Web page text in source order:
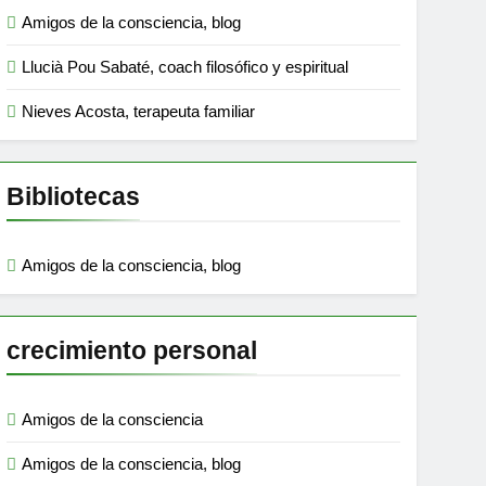
Amigos de la consciencia, blog
Llucià Pou Sabaté, coach filosófico y espiritual
Nieves Acosta, terapeuta familiar
Bibliotecas
Amigos de la consciencia, blog
crecimiento personal
Amigos de la consciencia
Amigos de la consciencia, blog